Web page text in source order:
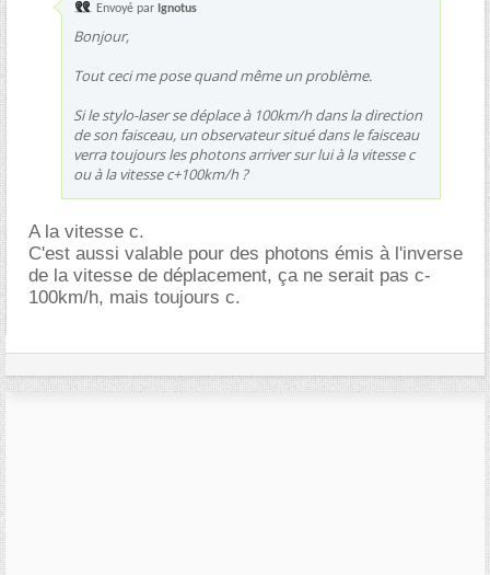
Envoyé par Ignotus
Bonjour,
Tout ceci me pose quand même un problème.
Si le stylo-laser se déplace à 100km/h dans la direction
de son faisceau, un observateur situé dans le faisceau
verra toujours les photons arriver sur lui à la vitesse c
ou à la vitesse c+100km/h ?
A la vitesse c.
C'est aussi valable pour des photons émis à l'inverse
de la vitesse de déplacement, ça ne serait pas c-
100km/h, mais toujours c.